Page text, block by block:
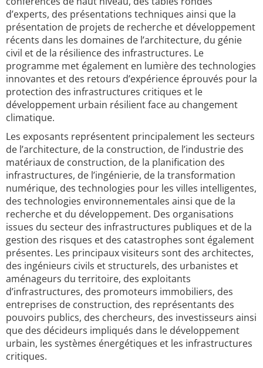
d’experts, des présentations techniques ainsi que la
présentation de projets de recherche et développement
récents dans les domaines de l’architecture, du génie
civil et de la résilience des infrastructures. Le
programme met également en lumière des technologies
innovantes et des retours d’expérience éprouvés pour la
protection des infrastructures critiques et le
développement urbain résilient face au changement
climatique.
Les exposants représentent principalement les secteurs
de l’architecture, de la construction, de l’industrie des
matériaux de construction, de la planification des
infrastructures, de l’ingénierie, de la transformation
numérique, des technologies pour les villes intelligentes,
des technologies environnementales ainsi que de la
recherche et du développement. Des organisations
issues du secteur des infrastructures publiques et de la
gestion des risques et des catastrophes sont également
présentes. Les principaux visiteurs sont des architectes,
des ingénieurs civils et structurels, des urbanistes et
aménageurs du territoire, des exploitants
d’infrastructures, des promoteurs immobiliers, des
entreprises de construction, des représentants des
pouvoirs publics, des chercheurs, des investisseurs ainsi
que des décideurs impliqués dans le développement
urbain, les systèmes énergétiques et les infrastructures
critiques.